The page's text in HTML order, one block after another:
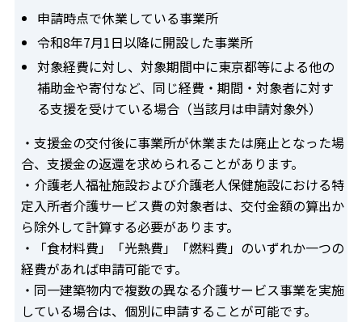
申請時点で休業している事業所
令和8年7月1日以降に開設した事業所
対象経費に対し、対象期間中に東京都等による他の
補助金や寄付など、同じ経費・期間・対象者に対す
る支援を受けている場合（当該月は申請対象外）
・支援金の交付後に事業所が休業または廃止となった場
合、支援金の返還を求められることがあります。
・介護老人福祉施設および介護老人保健施設における特
定入所者介護サービス費の対象者は、交付金額の算出か
ら除外して計算する必要があります。
・「食材料費」「光熱費」「燃料費」のいずれか一つの
経費があれば申請可能です。
・同一建築物内で複数の異なる介護サービス事業を実施
している場合は、個別に申請することが可能です。